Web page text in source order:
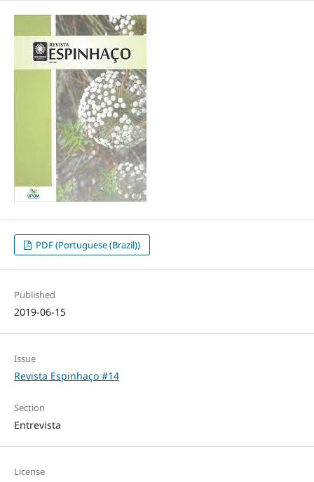
PDF (Portuguese (Brazil))
Published
2019-06-15
Issue
Revista Espinhaço #14
Section
Entrevista
License